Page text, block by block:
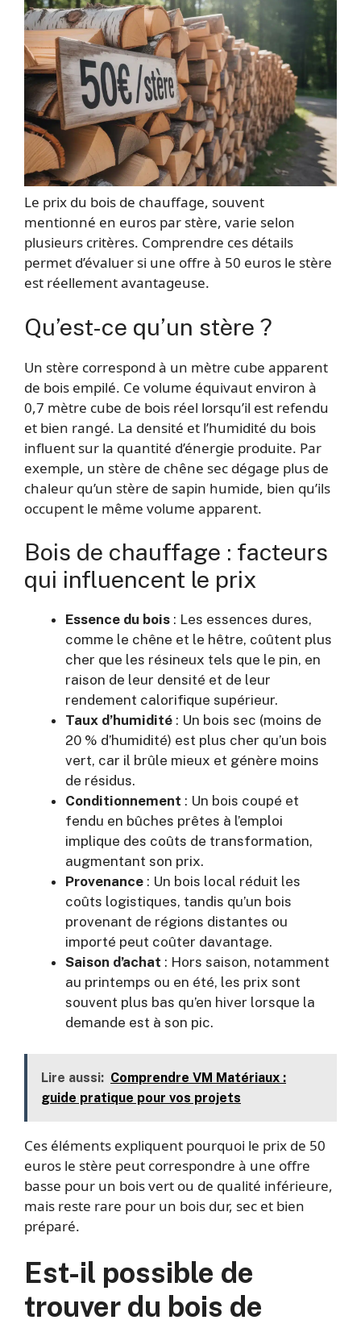
Le prix du bois de chauffage, souvent
mentionné en euros par stère, varie selon
plusieurs critères. Comprendre ces détails
permet d’évaluer si une offre à 50 euros le stère
est réellement avantageuse.
Qu’est-ce qu’un stère ?
Un stère correspond à un mètre cube apparent
de bois empilé. Ce volume équivaut environ à
0,7 mètre cube de bois réel lorsqu’il est refendu
et bien rangé. La densité et l’humidité du bois
influent sur la quantité d’énergie produite. Par
exemple, un stère de chêne sec dégage plus de
chaleur qu’un stère de sapin humide, bien qu’ils
occupent le même volume apparent.
Bois de chauffage : facteurs
qui influencent le prix
Essence du bois : Les essences dures,
comme le chêne et le hêtre, coûtent plus
cher que les résineux tels que le pin, en
raison de leur densité et de leur
rendement calorifique supérieur.
Taux d’humidité : Un bois sec (moins de
20 % d’humidité) est plus cher qu’un bois
vert, car il brûle mieux et génère moins
de résidus.
Conditionnement : Un bois coupé et
fendu en bûches prêtes à l’emploi
implique des coûts de transformation,
augmentant son prix.
Provenance : Un bois local réduit les
coûts logistiques, tandis qu’un bois
provenant de régions distantes ou
importé peut coûter davantage.
Saison d’achat : Hors saison, notamment
au printemps ou en été, les prix sont
souvent plus bas qu’en hiver lorsque la
demande est à son pic.
Lire aussi: Comprendre VM Matériaux :
guide pratique pour vos projets
Ces éléments expliquent pourquoi le prix de 50
euros le stère peut correspondre à une offre
basse pour un bois vert ou de qualité inférieure,
mais reste rare pour un bois dur, sec et bien
préparé.
Est-il possible de
trouver du bois de